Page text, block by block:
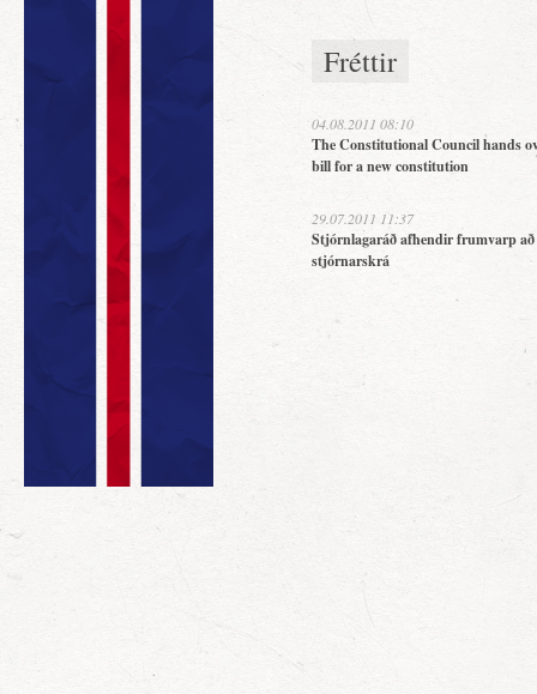
Fréttir
04.08.2011 08:10
The Constitutional Council hands
bill for a new constitution
29.07.2011 11:37
Stjórnlagaráð afhendir frumvarp
stjórnarskrá